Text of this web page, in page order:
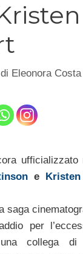
di Eleonora Costa
e
saga
per
collega